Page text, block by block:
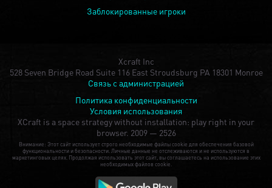
Заблокированные игроки
Xcraft Inc
528 Seven Bridge Road Suite 116 East Stroudsburg PA 18301 Monroe
Связь с администрацией
Политика конфиденциальности
Условия использования
XCraft is a space strategy without installation: play right in your
browser. 2009 — 2526
Внимание: Этот сайт использует строго необходимые файлы cookie для обеспечения базовой
функциональности и безопасности. Личные данные не отслеживаются и не используются в
маркетинговых целях. Продолжая использовать этот сайт, вы соглашаетесь на использование этих
необходимых файлов cookie.